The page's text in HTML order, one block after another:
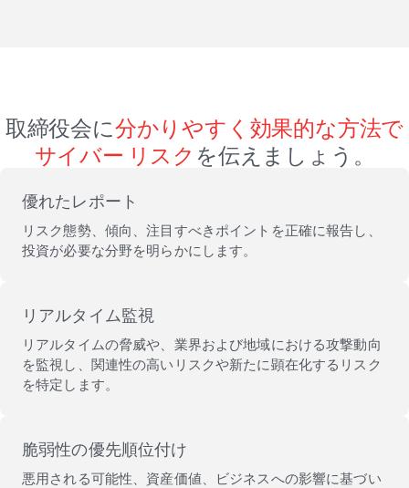
取締役会に分かりやすく効果的な方法で
サイバー リスク を伝えましょう。
優れたレポート
リスク態勢、傾向、注目すべきポイントを正確に報告し、
投資が必要な分野を明らかにします。
リアルタイム監視
リアルタイムの脅威や、業界および地域における攻撃動向
を監視し、関連性の高いリスクや新たに顕在化するリスク
を特定します。
脆弱性の優先順位付け
悪用される可能性、資産価値、ビジネスへの影響に基づい